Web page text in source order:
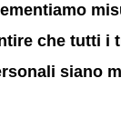
che tutti i
siano